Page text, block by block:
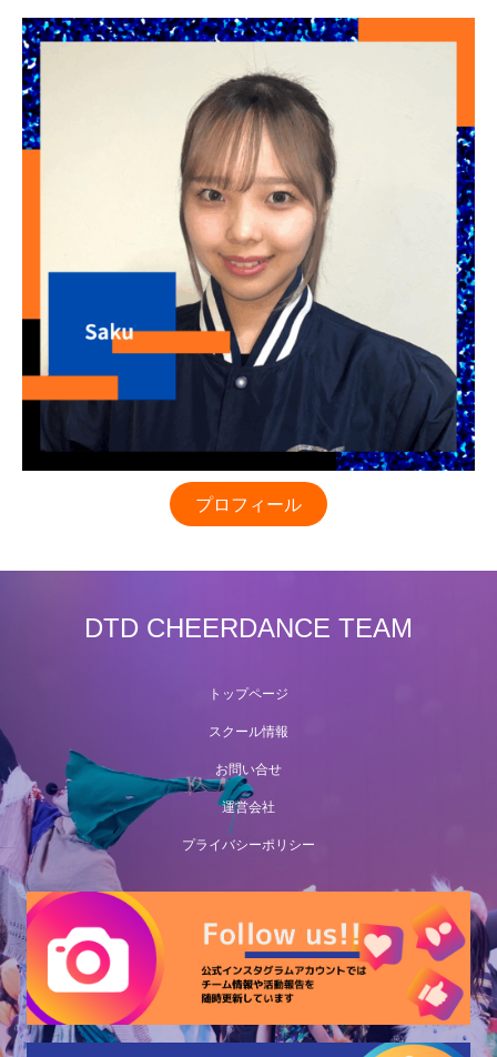
プロフィール
DTD CHEERDANCE TEAM
トップページ
スクール情報
お問い合せ
運営会社
プライバシーポリシー